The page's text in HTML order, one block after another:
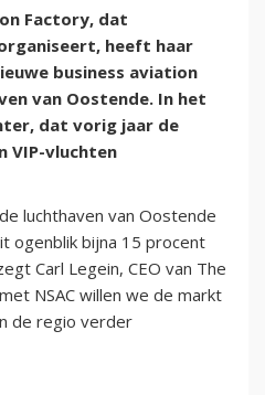
Factory, dat
heeft haar
business aviation
van Oostende. In het
dat vorig jaar de
VIP-vluchten
luchthaven van Oostende
ogenblik bijna 15 procent
Carl Legein, CEO van The
NSAC willen we de markt
de regio verder